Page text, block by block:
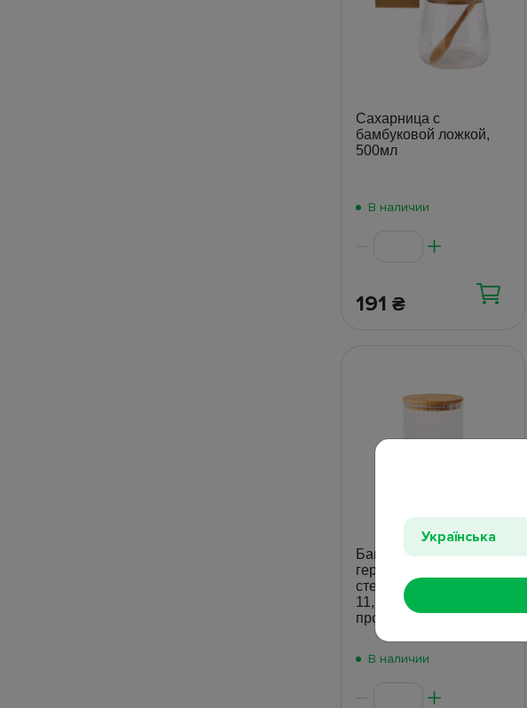
Сахарница с
бамбуковой ложкой,
500мл
В наличии
191 ₴
Банка Viva Purl,
герметичная крышка,
стекло, 1,1л,
11,5×11,5×16,5см, цвет
прозрачный
В наличии
Українська